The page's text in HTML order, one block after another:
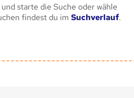
starte die Suche oder wähle
findest du im Suchverlauf.